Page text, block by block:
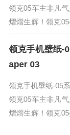
领克05车主非凡
熠熠生辉！领克
清原图在手机相
凑型SUV。领...
领克手机壁纸-
aper 03
领克手机壁纸-05
领克05车主非凡
熠熠生辉！领克
清原图在手机相